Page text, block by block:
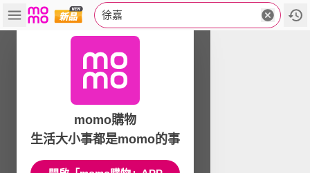
徐嘉
momo購物
生活大小事都是momo的事